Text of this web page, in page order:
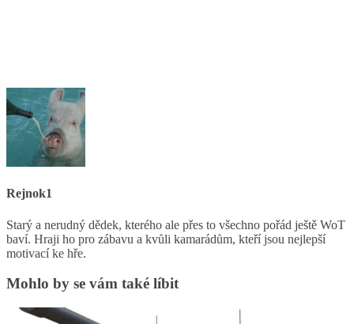
Rejnok1
Starý a nerudný dědek, kterého ale přes to všechno pořád ještě WoT
baví. Hraji ho pro zábavu a kvůli kamarádům, kteří jsou nejlepší
motivací ke hře.
Mohlo by se vám také líbit